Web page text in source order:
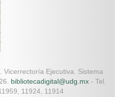
Ejecutiva. Sistema
bibliotecadigital@udg.mx - Tel.
11924, 11914